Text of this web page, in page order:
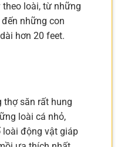
loài, từ những
những con
hơn 20 feet.
thợ săn rất hung
loài cá nhỏ,
loài động vật giáp